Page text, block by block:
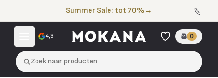
Summer Sale: tot 70% →
4,3 0
Zoek naar producten